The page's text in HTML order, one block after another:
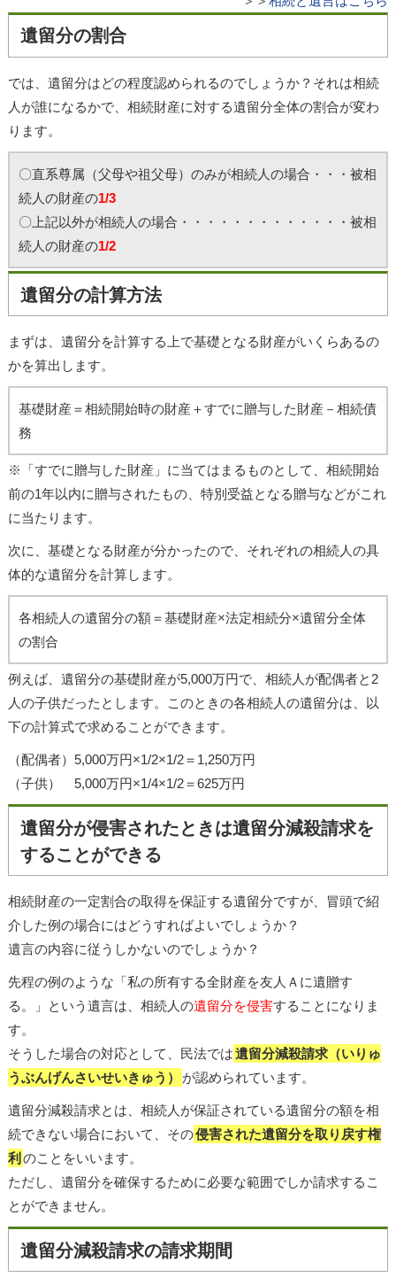
遺留分の割合
では、遺留分はどの程度認められるのでしょうか？それは相続
人が誰になるかで、相続財産に対する遺留分全体の割合が変わ
ります。
〇直系尊属（父母や祖父母）のみが相続人の場合・・・被相
続人の財産の1/3
〇上記以外が相続人の場合・・・・・・・・・・・・・被相
続人の財産の1/2
遺留分の計算方法
まずは、遺留分を計算する上で基礎となる財産がいくらあるの
かを算出します。
基礎財産＝相続開始時の財産＋すでに贈与した財産－相続債
務
※「すでに贈与した財産」に当てはまるものとして、相続開始
前の1年以内に贈与されたもの、特別受益となる贈与などがこれ
に当たります。
次に、基礎となる財産が分かったので、それぞれの相続人の具
体的な遺留分を計算します。
各相続人の遺留分の額＝基礎財産×法定相続分×遺留分全体
の割合
例えば、遺留分の基礎財産が5,000万円で、相続人が配偶者と2
人の子供だったとします。このときの各相続人の遺留分は、以
下の計算式で求めることができます。
（配偶者）5,000万円×1/2×1/2＝1,250万円
（子供） 5,000万円×1/4×1/2＝625万円
遺留分が侵害されたときは遺留分減殺請求を
することができる
相続財産の一定割合の取得を保証する遺留分ですが、冒頭で紹
介した例の場合にはどうすればよいでしょうか？
遺言の内容に従うしかないのでしょうか？
先程の例のような「私の所有する全財産を友人Ａに遺贈す
る。」という遺言は、相続人の遺留分を侵害することになりま
す。
そうした場合の対応として、民法では遺留分減殺請求（いりゅ
うぶんげんさいせいきゅう）
が認められています。
遺留分減殺請求とは、相続人が保証されている遺留分の額を相
続できない場合において、その侵害された遺留分を取り戻す権
利 のことをいいます。
ただし、遺留分を確保するために必要な範囲でしか請求するこ
とができません。
遺留分減殺請求の請求期間